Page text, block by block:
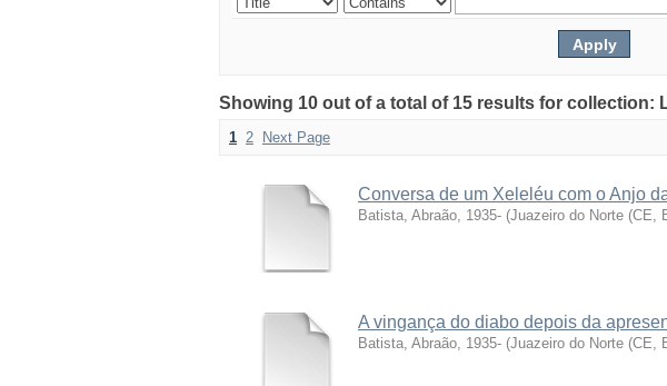
Showing 10 out of a total of 15 results for collection:
1 2 Next Page
Conversa de um Xeleléu com o Anjo
Batista, Abraão, 1935- (Juazeiro do Norte (CE,
A vingança do diabo depois da
Batista, Abraão, 1935- (Juazeiro do Norte (CE,